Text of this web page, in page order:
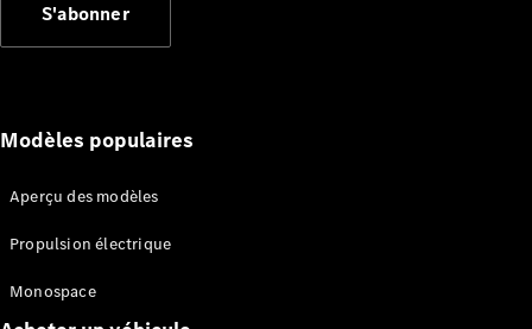
d’énergie
Maintenance
Actualités
Actualités
Notre
Vanstories
magazine
S'abonner
Modèles populaires
Aperçu des modèles
Propulsion électrique
Monospace